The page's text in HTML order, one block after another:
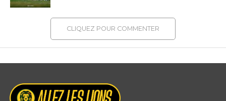
CLIQUEZ POUR COMMENTER